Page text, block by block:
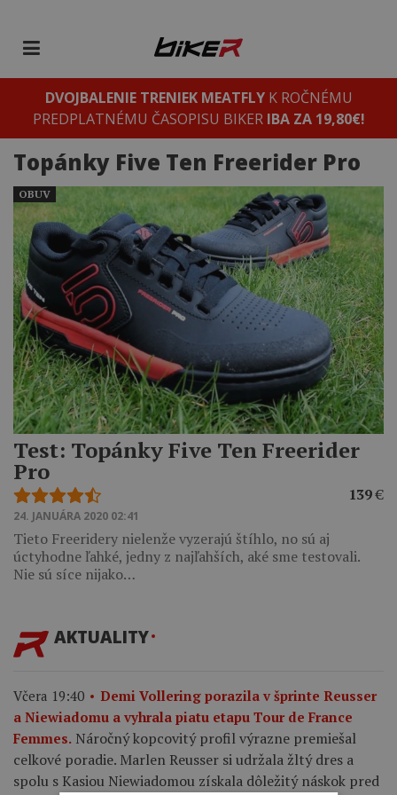
DVOJBALENIE TRENIEK MEATFLYK ROČNÉMU
PREDPLATNÉMU ČASOPISU BIKER IBA ZA 19,80€!
Topánky Five Ten Freerider Pro
Test: Topánky Five Ten Freerider
Pro
139€
24. JANUÁRA 2020 02:41
Tieto Freeridery nielenže vyzerajú štíhlo, no sú aj
úctyhodne ľahké, jedny z najľahších, aké sme testovali.
Nie sú síce nijako…
OBUV
AKTUALITY
Včera 19:40
Demi Vollering porazila v šprinte Reusser
a Niewiadomu a vyhrala piatu etapu Tour de France
Femmes. Náročný kopcovitý profil výrazne premiešal
celkové poradie. Marlen Reusser si udržala žltý dres a
spolu s Kasiou Niewiadomou získala dôležitý náskok pred